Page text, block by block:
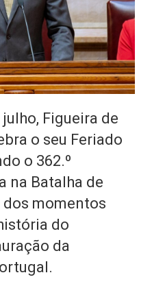
Figueira de
o seu Feriado
o 362.º
na Batalha de
dos momentos
do
da